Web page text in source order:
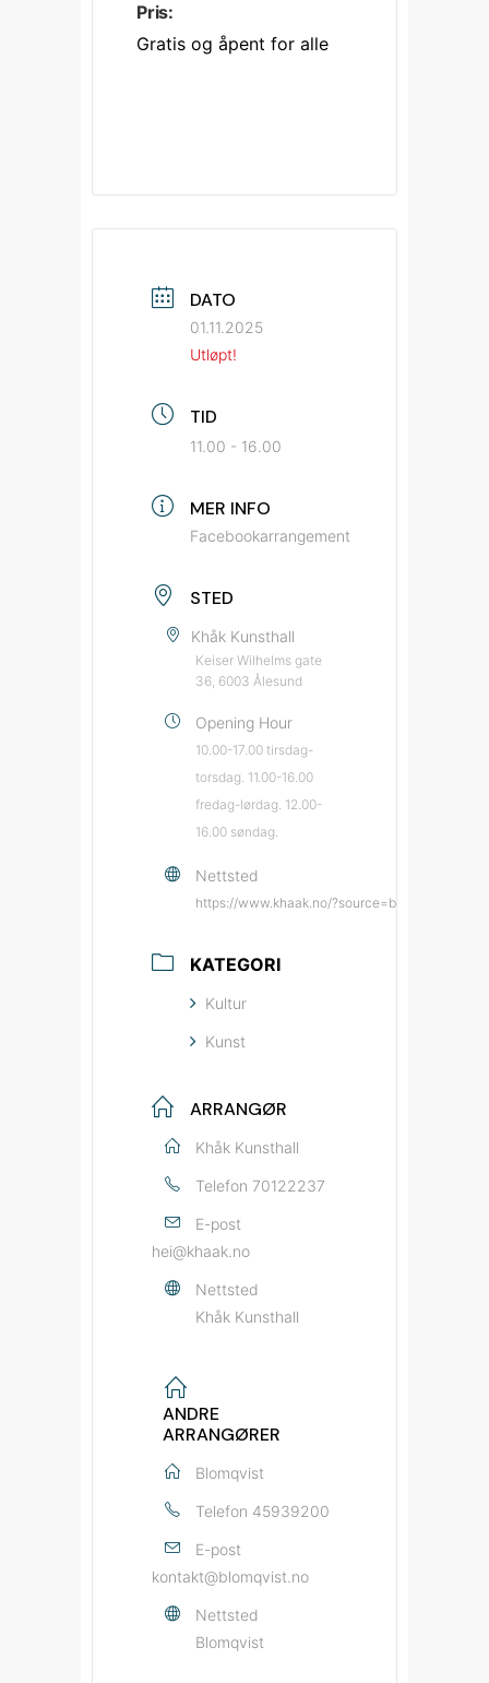
Pris:
Gratis og åpent for alle
DATO
01.11.2025
Utløpt!
TID
11.00 - 16.00
MER INFO
Facebookarrangement
STED
Khåk Kunsthall
Keiser Wilhelms gate
36, 6003 Ålesund
Opening Hour
10.00-17.00 tirsdag-
torsdag. 11.00-16.00
fredag-lørdag. 12.00-
16.00 søndag.
Nettsted
https://www.khaak.no/
KATEGORI
Kultur
Kunst
ARRANGØR
Khåk Kunsthall
Telefon 70122237
E-post
hei@khaak.no
Nettsted
Khåk Kunsthall
ANDRE
ARRANGØRER
Blomqvist
Telefon 45939200
E-post
kontakt@blomqvist.no
Nettsted
Blomqvist